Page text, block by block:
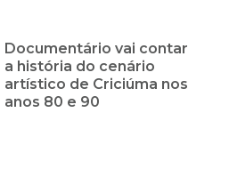
Documentário vai contar
a história do cenário
artístico de Criciúma nos
anos 80 e 90